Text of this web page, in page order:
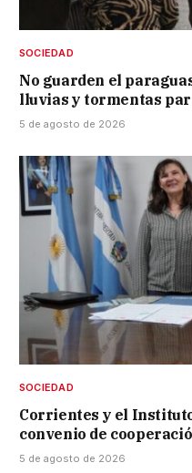
SOCIEDAD
No guarden el
lluvias y tormentas
5 de agosto de 2026
SOCIEDAD
Corrientes y el
convenio de
5 de agosto de 2026